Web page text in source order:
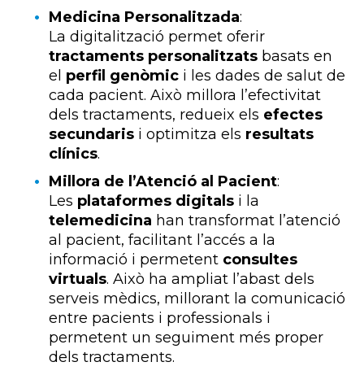
Medicina Personalitzada:
La digitalització permet oferir
tractaments personalitzats basats en
el perfil genòmic i les dades de salut de
cada pacient. Això millora l’efectivitat
dels tractaments, redueix els efectes
secundaris i optimitza els resultats
clínics.
Millora de l’Atenció al Pacient:
Les plataformes digitals i la
telemedicina han transformat l’atenció
al pacient, facilitant l’accés a la
informació i permetent consultes
virtuals. Això ha ampliat l’abast dels
serveis mèdics, millorant la comunicació
entre pacients i professionals i
permetent un seguiment més proper
dels tractaments.